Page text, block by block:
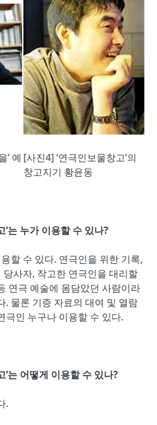
’ 예 [사진4] ‘연극인보물창고’의
창고지기 황윤동
’는 누가 이용할 수 있나?
할 수 있다. 연극인을 위한 기록,
사자, 작고한 연극인을 대리할
연극 예술에 몸담았던 사람이라
. 물론 기증 자료의 대여 및 열람
극인 누구나 이용할 수 있다.
’는 어떻게 이용할 수 있나?
.